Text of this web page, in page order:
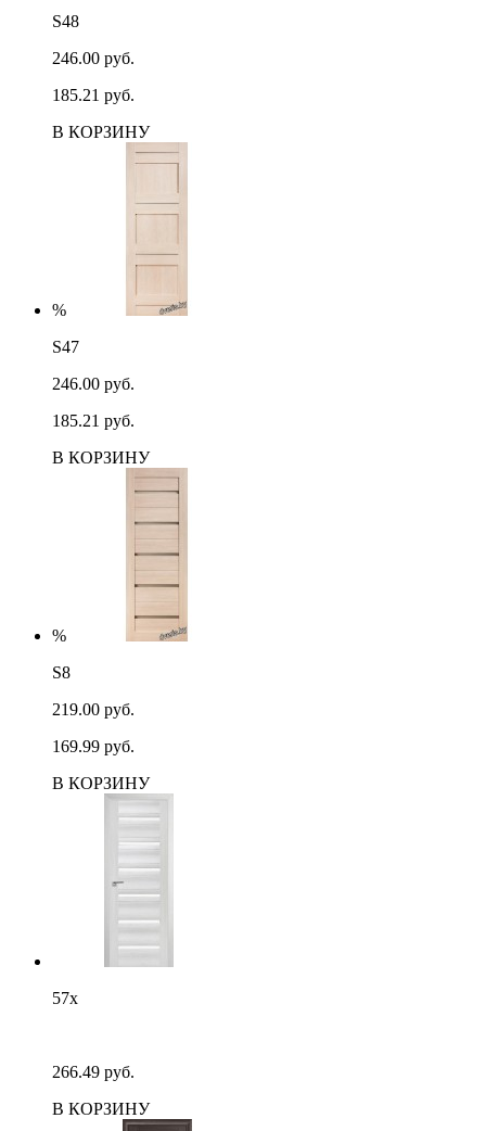
S48
246.00 руб.
185.21 руб.
В КОРЗИНУ
%
S47
246.00 руб.
185.21 руб.
В КОРЗИНУ
%
S8
219.00 руб.
169.99 руб.
В КОРЗИНУ
57х
266.49 руб.
В КОРЗИНУ